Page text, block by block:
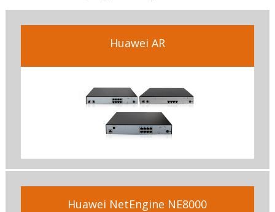
Huawei AR
Huawei NetEngine NE8000